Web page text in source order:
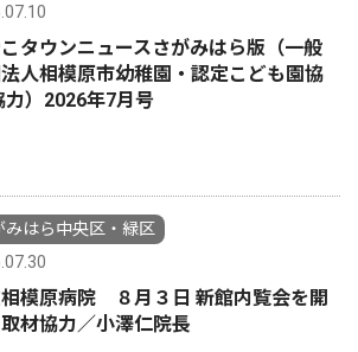
タウンニュースさがみはら版（一般
人相模原市幼稚園・認定こども園協
力）2026年7月号
みはら中央区・緑区
模原病院 ８月３日 新館内覧会を開
材協力／小澤仁院長